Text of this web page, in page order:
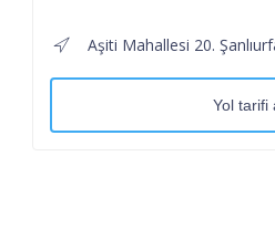
Aşiti Mahallesi 20.
Yol tarifi